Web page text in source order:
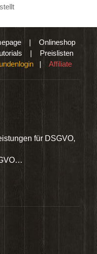
| Onlineshop
| Preislisten
| Affiliate
für DSGVO,